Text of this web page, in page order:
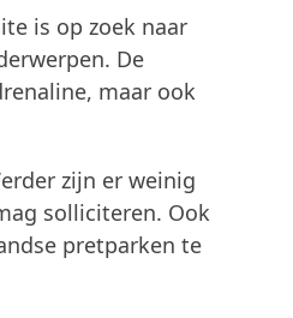
is op zoek naar
De
maar ook
zijn er weinig
solliciteren. Ook
pretparken te